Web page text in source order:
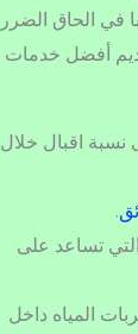
في الحاق الضرر
أفضل خدمات
نسبة اقبال خلال
.
تساعد على
المياه داخل